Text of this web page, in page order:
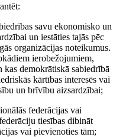
savu ekonomisko un
un iestāties tajās pēc
organizācijas noteikumus.
ierobežojumiem,
demokrātiskā sabiedrībā
kārtības interesēs vai
un brīvību aizsardzībai;
federācijas vai
tiesības dibināt
vai pievienoties tām;